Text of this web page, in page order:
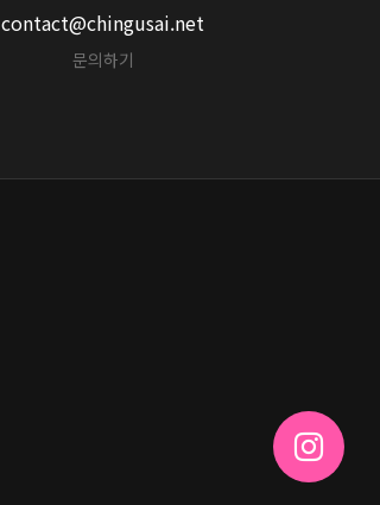
contact@chingusai.net
문의하기